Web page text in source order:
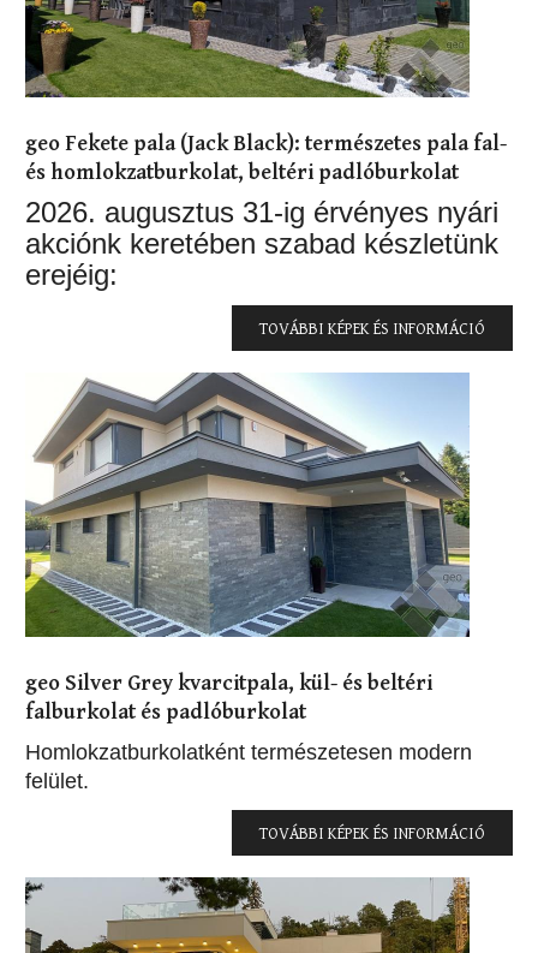
geo Fekete pala (Jack Black): természetes pala fal-
és homlokzatburkolat, beltéri padlóburkolat
2026. augusztus 31-ig érvényes nyári
akciónk keretében szabad készletünk
erejéig:
TOVÁBBI KÉPEK ÉS INFORMÁCIÓ
geo Silver Grey kvarcitpala, kül- és beltéri
falburkolat és padlóburkolat
Homlokzatburkolatként természetesen modern
felület.
TOVÁBBI KÉPEK ÉS INFORMÁCIÓ